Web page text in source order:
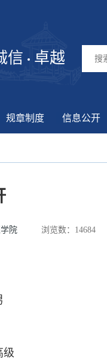
信 卓越
规章制度 信息公开
院 浏览数： 14684